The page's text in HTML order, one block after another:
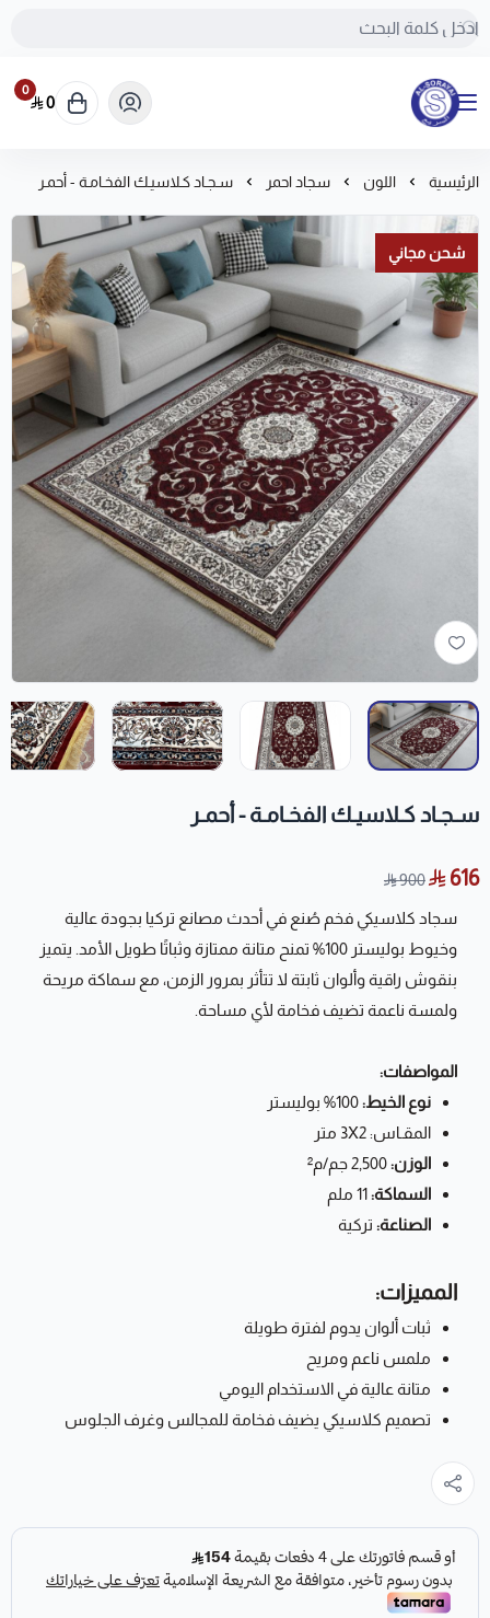
مفروشات السريع-اكبر متجر سجاد في المملكة
0
0
الرئيسية اللون سجاد احمر سـجـاد كـلاسيـك الفخـامـة - أحمـر
شحن مجاني
سـجـاد كـلاسيـك الفخـامـة - أحمـر
616
900
سجاد كلاسيكي فخم صُنع في أحدث مصانع تركيا بجودة عالية
وخيوط بوليستر 100% تمنح متانة ممتازة وثباتًا طويل الأمد. يتميز
بنقوش راقية وألوان ثابتة لا تتأثر بمرور الزمن، مع سماكة مريحة
ولمسة ناعمة تضيف فخامة لأي مساحة.
المواصفات:
نوع الخيط:
المقـاس: 3X2 متر
الوزن:
السماكة:
الصناعة: تركية
المميزات:
ثبات ألوان يدوم لفترة طويلة
ملمس ناعم ومريح
متانة عالية في الاستخدام اليومي
تصميم كلاسيكي يضيف فخامة للمجالس وغرف الجلوس